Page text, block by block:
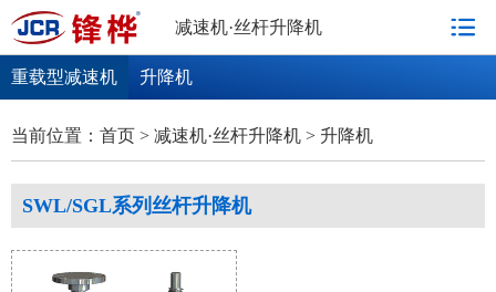
减速机·丝杆升降机
重载型减速机 升降机
当前位置： 首页 > 减速机·丝杆升降机 > 升降机
SWL/SGL系列丝杆升降机